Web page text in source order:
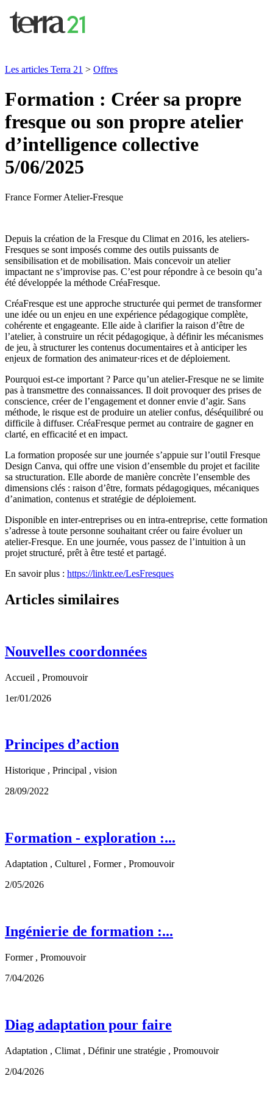
Les articles Terra 21 > Offres
Formation : Créer sa propre
fresque ou son propre atelier
d’intelligence collective
5/06/2025
France Former Atelier-Fresque
Depuis la création de la Fresque du Climat en 2016, les ateliers-
Fresques se sont imposés comme des outils puissants de
sensibilisation et de mobilisation. Mais concevoir un atelier
impactant ne s’improvise pas. C’est pour répondre à ce besoin qu’a
été développée la méthode CréaFresque.
CréaFresque est une approche structurée qui permet de transformer
une idée ou un enjeu en une expérience pédagogique complète,
cohérente et engageante. Elle aide à clarifier la raison d’être de
l’atelier, à construire un récit pédagogique, à définir les mécanismes
de jeu, à structurer les contenus documentaires et à anticiper les
enjeux de formation des animateur·rices et de déploiement.
Pourquoi est-ce important ? Parce qu’un atelier-Fresque ne se limite
pas à transmettre des connaissances. Il doit provoquer des prises de
conscience, créer de l’engagement et donner envie d’agir. Sans
méthode, le risque est de produire un atelier confus, déséquilibré ou
difficile à diffuser. CréaFresque permet au contraire de gagner en
clarté, en efficacité et en impact.
La formation proposée sur une journée s’appuie sur l’outil Fresque
Design Canva, qui offre une vision d’ensemble du projet et facilite
sa structuration. Elle aborde de manière concrète l’ensemble des
dimensions clés : raison d’être, formats pédagogiques, mécaniques
d’animation, contenus et stratégie de déploiement.
Disponible en inter-entreprises ou en intra-entreprise, cette formation
s’adresse à toute personne souhaitant créer ou faire évoluer un
atelier-Fresque. En une journée, vous passez de l’intuition à un
projet structuré, prêt à être testé et partagé.
En savoir plus : https://linktr.ee/LesFresques
Articles similaires
Nouvelles coordonnées
Accueil , Promouvoir
1er/01/2026
Principes d’action
Historique , Principal , vision
28/09/2022
Formation - exploration :...
Adaptation , Culturel , Former , Promouvoir
2/05/2026
Ingénierie de formation :...
Former , Promouvoir
7/04/2026
Diag adaptation pour faire
Adaptation , Climat , Définir une stratégie , Promouvoir
2/04/2026